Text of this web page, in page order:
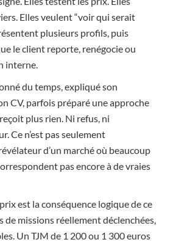
Elles veulent “voir qui serait
plusieurs profils, puis
le client reporte, renégocie ou
interne.
du temps, expliqué son
CV, parfois préparé une approche
plus rien. Ni refus, ni
Ce n’est pas seulement
d’un marché où beaucoup
pas encore à de vraies
est la conséquence logique de ce
de missions réellement déclenchées,
Un TJM de 1 200 ou 1 300 euros